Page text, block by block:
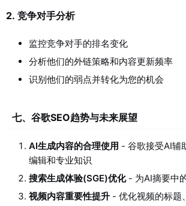
2. 竞争对手分析
监控竞争对手的排名变化
分析他们的外链策略和内容更新频率
识别他们的弱点并转化为您的机会
七、谷歌SEO趋势与未来展望
AI生成内容的合理使用 - 谷歌接受AI辅
编辑和专业知识
搜索生成体验(SGE)优化- 为AI摘要中
视频内容重要性提升 - 优化视频的标题